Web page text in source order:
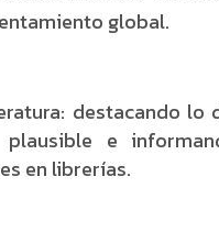
global.
destacando lo
plausible e
en librerías.